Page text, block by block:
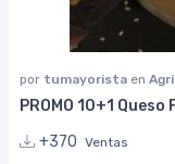
por tumayorista en
PROMO 10+1
+370 Ventas